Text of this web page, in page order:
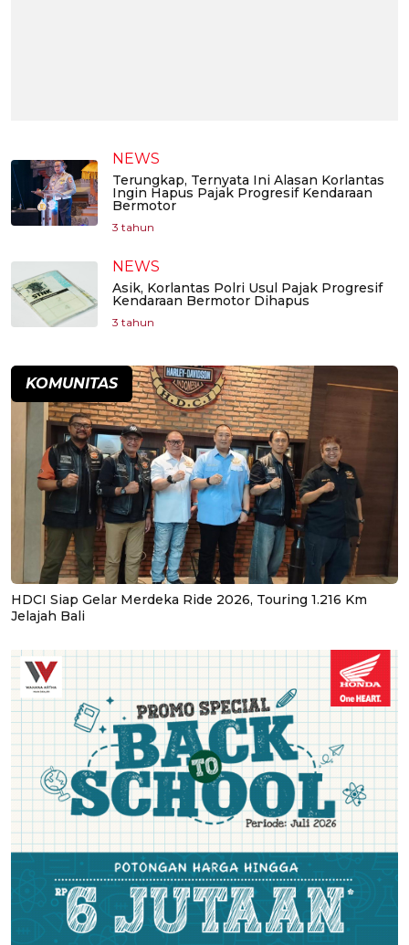
NEWS
Terungkap, Ternyata Ini Alasan Korlantas
Ingin Hapus Pajak Progresif Kendaraan
Bermotor
3 tahun
NEWS
Asik, Korlantas Polri Usul Pajak Progresif
Kendaraan Bermotor Dihapus
3 tahun
KOMUNITAS
HDCI Siap Gelar Merdeka Ride 2026, Touring 1.216 Km
Jelajah Bali